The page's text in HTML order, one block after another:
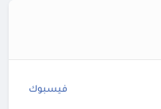
فيسبوك